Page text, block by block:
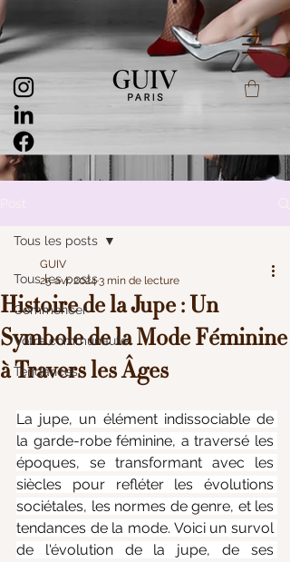
Tous les posts
Commencer
Votre communauté
Tendances
Tous les posts
Histoire de la Jupe : Un
Symbole de la Mode Féminine
à Travers les Âges
GUIV
25 avr. 20243 min de lecture
La jupe, un élément indissociable de
la garde-robe féminine, a traversé les
époques, se transformant avec les
siècles pour refléter les évolutions
sociétales, les normes de genre, et les
tendances de la mode. Voici un survol
de l'évolution de la jupe, de ses